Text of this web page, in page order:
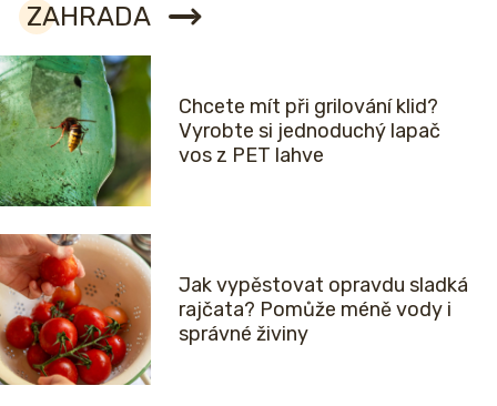
ZAHRADA
Chcete mít při grilování klid?
Vyrobte si jednoduchý lapač
vos z PET lahve
Jak vypěstovat opravdu sladká
rajčata? Pomůže méně vody i
správné živiny